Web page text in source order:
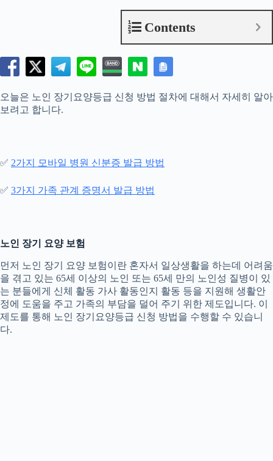
Contents
오늘은 노인 장기요양등급 신청 방법 절차에 대해서 자세히 알아
보려고 합니다.
✅ 2가지 모바일 병원 신분증 발급 방법
✅ 3가지 가족 관계 증명서 발급 방법
노인 장기 요양 보험
먼저 노인 장기 요양 보험이란 혼자서 일상생활을 하는데 어려움
을 겪고 있는 65세 이상의 노인 또는 65세 만의 노인성 질병이 있
는 분들에게 신체 활동 가사 활동인지 활동 등을 지원해 생활안
정에 도움을 주고 가족의 부담을 덜어 주기 위한 제도입니다. 이
제도를 통해 노인 장기요양등급 신청 방법을 수행할 수 있습니
다.